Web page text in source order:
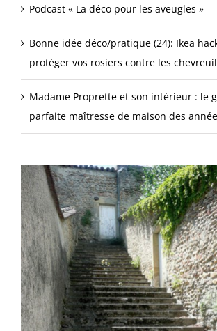
Podcast « La déco pour les aveugles »
Bonne idée déco/pratique (24): Ikea
protéger vos rosiers contre les
Madame Proprette et son intérieur : le
parfaite maîtresse de maison des